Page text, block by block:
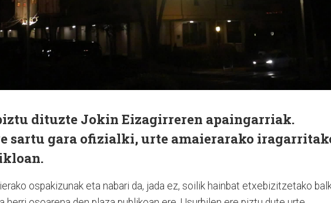
dituzte Jokin Eizagirreren apaingarriak.
sartu gara ofizialki, urte amaierarako
ospakizunak eta nabari da, jada ez, soilik hainbat etxebizitzetako